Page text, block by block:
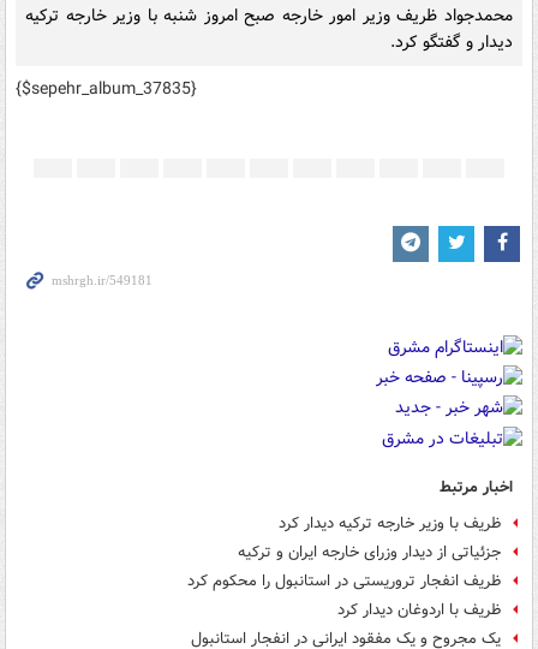
محمدجواد ظریف وزیر امور خارجه صبح امروز شنبه با وزیر خارجه ترکیه
دیدار و گفتگو کرد.
{$sepehr_album_37835}
اخبار مرتبط
ظریف با وزیر خارجه ترکیه دیدار کرد
جزئیاتی از دیدار وزرای خارجه ایران و ترکیه
ظریف انفجار تروریستی در استانبول را محکوم کرد
ظریف با اردوغان دیدار کرد
یک مجروح و یک مفقود ایرانی در انفجار استانبول